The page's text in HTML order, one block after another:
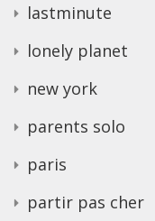
lastminute
lonely planet
new york
parents solo
paris
partir pas cher